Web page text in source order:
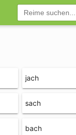
jach
sach
bach